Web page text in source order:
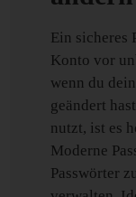
Ein sicheres
Konto vor
wenn du
geändert
nutzt, ist es
Moderne
Passwörter